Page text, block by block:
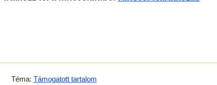
Téma: Támogatott tartalom